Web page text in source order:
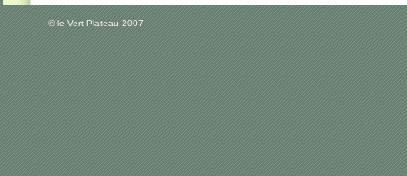
© le Vert Plateau 2007